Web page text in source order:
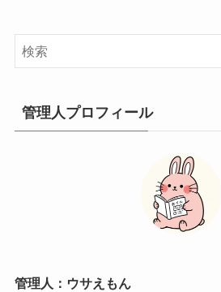
管理人プロフィール
管理人：ウサえもん